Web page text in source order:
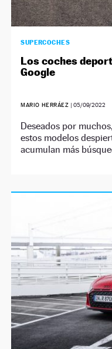
SUPERCOCHES
Los coches
Google
MARIO HERRÁEZ | 05/09/2022
Deseados por
estos modelos
acumulan más